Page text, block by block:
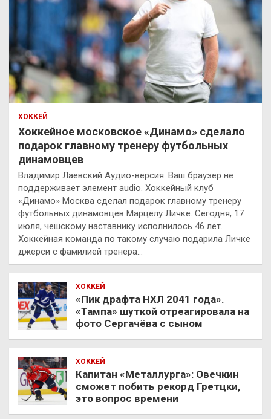
ХОККЕЙ
Хоккейное московское «Динамо» сделало
подарок главному тренеру футбольных
динамовцев
Владимир Лаевский Аудио-версия: Ваш браузер не
поддерживает элемент audio. Хоккейный клуб
«Динамо» Москва сделал подарок главному тренеру
футбольных динамовцев Марцелу Личке. Сегодня, 17
июля, чешскому наставнику исполнилось 46 лет.
Хоккейная команда по такому случаю подарила Личке
джерси с фамилией тренера…
ХОККЕЙ
«Пик драфта НХЛ 2041 года».
«Тампа» шуткой отреагировала на
фото Сергачёва с сыном
ХОККЕЙ
Капитан «Металлурга»: Овечкин
сможет побить рекорд Гретцки,
это вопрос времени